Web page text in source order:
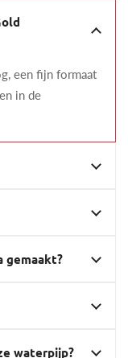
een fijn formaat
in de
gemaakt?
waterpijp?